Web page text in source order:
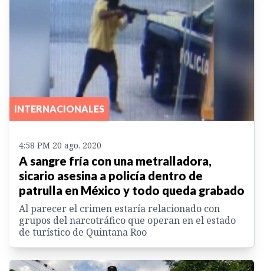
INTERNACIONALES
4:58 PM 20 ago. 2020
A sangre fría con una metralladora,
sicario asesina a policía dentro de
patrulla en México y todo queda grabado
Al parecer el crimen estaría relacionado con
grupos del narcotráfico que operan en el estado
de turístico de Quintana Roo